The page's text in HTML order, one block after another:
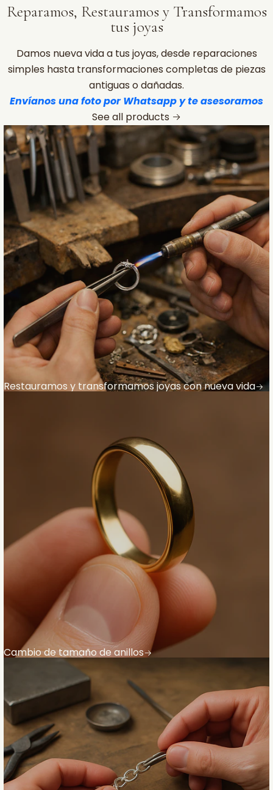
Reparamos, Restauramos y Transformamos
tus joyas
Damos nueva vida a tus joyas, desde reparaciones
simples hasta transformaciones completas de piezas
antiguas o dañadas.
Envíanos una foto por Whatsapp y te asesoramos
See all products
Restauramos y transformamos joyas con nueva vida
Cambio de tamaño de anillos